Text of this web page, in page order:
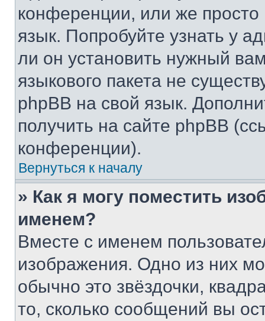
конференции, или же
язык. Попробуйте узнать у
ли он установить нужный
языкового пакета не
phpBB на свой язык.
получить на сайте phpBB
конференции).
Вернуться к началу
» Как я могу поместить
именем?
Вместе с именем
изображения. Одно из них
обычно это звёздочки,
то, сколько сообщений вы